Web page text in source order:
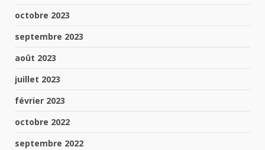
octobre 2023
septembre 2023
août 2023
juillet 2023
février 2023
octobre 2022
septembre 2022